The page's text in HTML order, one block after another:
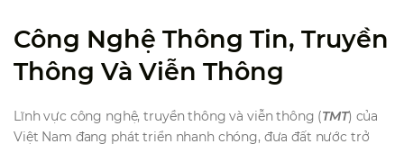
Công Nghệ Thông Tin, Truyền
Thông Và Viễn Thông
Lĩnh vực công nghệ, truyền thông và viễn thông (TMT) của
Việt Nam đang phát triển nhanh chóng, đưa đất nước trở